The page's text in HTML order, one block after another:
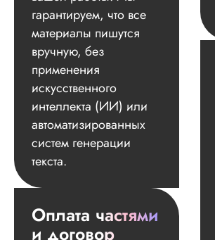
гарантируем, что все
материалы пишутся
вручную, без
применения
искусственного
интеллекта (ИИ) или
автоматизированных
систем генерации
текста.
Оплата частями
и договор